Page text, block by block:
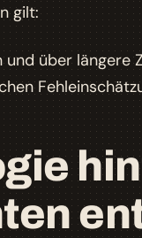
gilt:
über längere